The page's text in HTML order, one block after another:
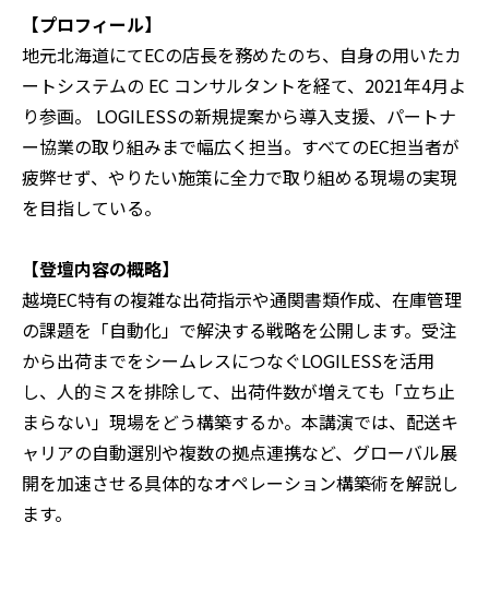
【プロフィール】
地元北海道にてECの店長を務めたのち、自身の用いたカ
ートシステムの EC コンサルタントを経て、2021年4月よ
り参画。 LOGILESSの新規提案から導入支援、パートナ
ー協業の取り組みまで幅広く担当。すべてのEC担当者が
疲弊せず、やりたい施策に全力で取り組める現場の実現
を目指している。
【登壇内容の概略】
越境EC特有の複雑な出荷指示や通関書類作成、在庫管理
の課題を「自動化」で解決する戦略を公開します。受注
から出荷までをシームレスにつなぐLOGILESSを活用
し、人的ミスを排除して、出荷件数が増えても「立ち止
まらない」現場をどう構築するか。本講演では、配送キ
ャリアの自動選別や複数の拠点連携など、グローバル展
開を加速させる具体的なオペレーション構築術を解説し
ます。